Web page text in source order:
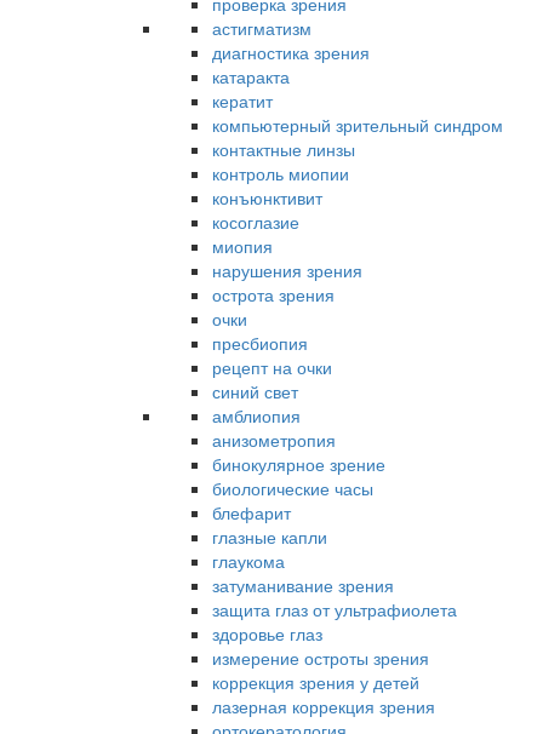
астигматизм
диагностика зрения
катаракта
кератит
компьютерный зрительный синдром
контактные линзы
контроль миопии
конъюнктивит
косоглазие
миопия
нарушения зрения
острота зрения
очки
пресбиопия
рецепт на очки
синий свет
амблиопия
анизометропия
бинокулярное зрение
биологические часы
блефарит
глазные капли
глаукома
затуманивание зрения
защита глаз от ультрафиолета
здоровье глаз
измерение остроты зрения
коррекция зрения у детей
лазерная коррекция зрения